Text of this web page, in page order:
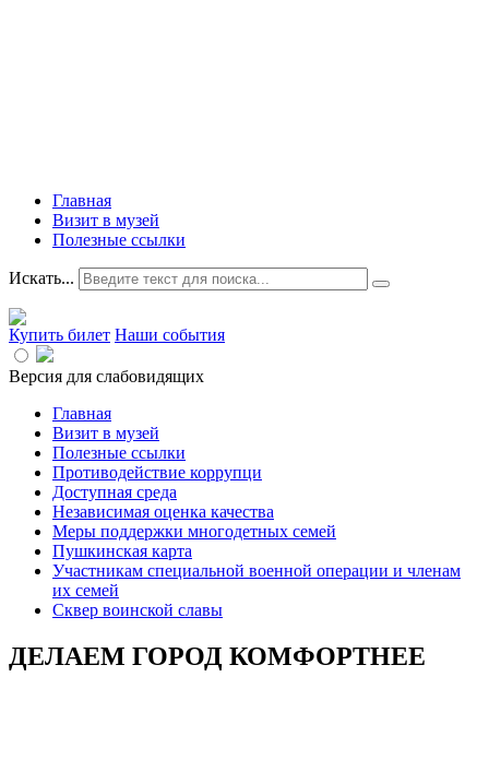
Главная
Визит в музей
Полезные ссылки
Искать...
Купить билет Наши события
Версия для слабовидящих
Главная
Визит в музей
Полезные ссылки
Противодействие коррупци
Доступная среда
Независимая оценка качества
Меры поддержки многодетных семей
Пушкинская карта
Участникам специальной военной операции и членам
их семей
Сквер воинской славы
ДЕЛАЕМ ГОРОД КОМФОРТНЕЕ